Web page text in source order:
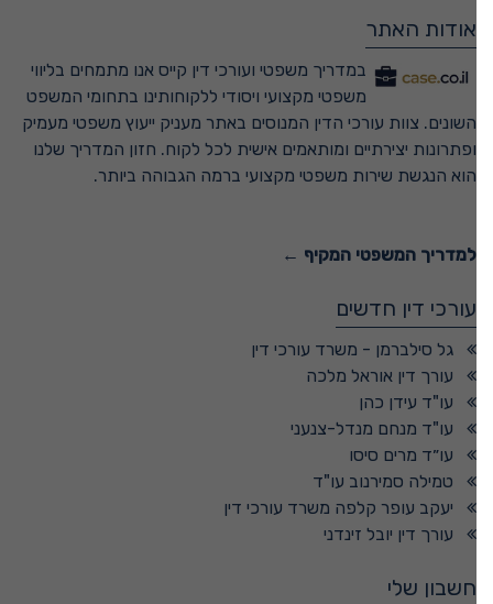
אודות האתר
במדריך משפטי ועורכי דין קייס אנו מתמחים בליווי
משפטי מקצועי ויסודי ללקוחותינו בתחומי המשפט
השונים. צוות עורכי הדין המנוסים באתר מעניק ייעוץ משפטי מעמיק
ופתרונות יצירתיים ומותאמים אישית לכל לקוח. חזון המדריך שלנו
הוא הנגשת שירות משפטי מקצועי ברמה הגבוהה ביותר.
למדריך המשפטי המקיף ←
עורכי דין חדשים
גל סילברמן - משרד עורכי דין
עורך דין אוראל מלכה
עו"ד עידן כהן
עו"ד מנחם מנדל-צנעני
עו״ד מרים סיסו
טמילה סמירנוב עו"ד
יעקב עופר קלפה משרד עורכי דין
עורך דין יובל זינדני
חשבון שלי